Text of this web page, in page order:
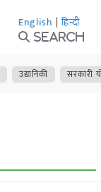
English | हिन्दी
Search
उद्यानिकी सरकारी